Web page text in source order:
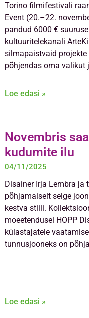
Torino filmifestivali
Event (20.–22.
pandud 6000 €
kultuuritelekanali
silmapaistvaid
põhjendas oma valikut
Loe edasi »
Novembris
kudumite ilu
04/11/2025
Disainer Irja Lembra ja
põhjamaiselt selge
kestva stiili.
moeetendusel HOPP
külastajatele
tunnusjooneks on
Loe edasi »